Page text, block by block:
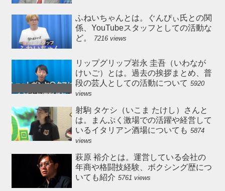
ふねいちゃんとは。ぐんぴぃ氏との関
係、YouTubeスタッフとしての活動な
ど。
7216 views
リップグリップ岩永 圭吾（いわなが
けいご）とは。過去の挨拶まとめ、普
段の芸人としての活動について 5920
views
射駒 タケシ（いこま たけし）さんと
は。まんぷく激場での活躍や経営して
いるイタリアン酒場についても 5874
views
萩原 裕介とは。運営している会社の
年商や格闘技経験、ボクシング歴につ
いても紹介 5761 views